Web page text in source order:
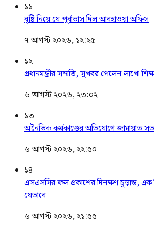
১১
বৃষ্টি নিয়ে যে পূর্বাভাস দিল আবহাওয়া অফিস
৭ আগস্ট ২০২৬, ১২:২৫
১২
প্রধানমন্ত্রীর সম্মতি, সুখবর পেলেন লাখো
৬ আগস্ট ২০২৬, ২৩:০২
১৩
অনৈতিক কর্মকাণ্ডের অভিযোগে জামায়াত
৬ আগস্ট ২০২৬, ২২:৫০
১৪
এসএসসির ফল প্রকাশের দিনক্ষণ চূড়ান্ত,
যেভাবে
৬ আগস্ট ২০২৬, ২১:৫৫